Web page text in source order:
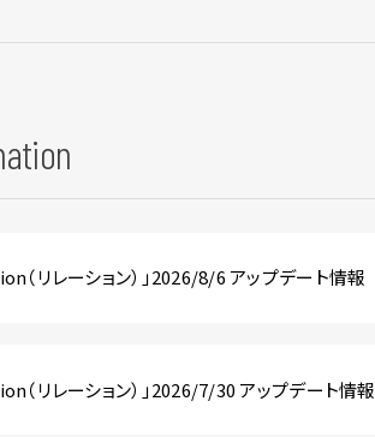
（リレーション）」2026/8/6 アップデート情報
（リレーション）」2026/7/30 アップデート情報